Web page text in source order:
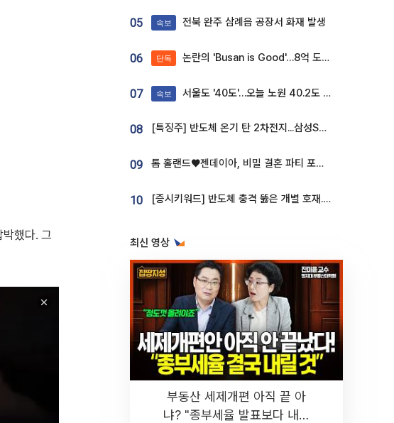
했다. 그
05 속보 전북 완주 삼례읍 공장서 화재 발생
06 단독 논란의 'Busan is Good'…8억 도시브랜드, 용산 대통령실 CI 업체가 수행
07 속보 서울도 '40도'…오늘 노원 40.2도 기록
08 [특징주] 반도체 온기 탄 2차전지...삼성SDI, 장 초반 7% 넘게 껑충
09 톰 홀랜드♥젠데이아, 비밀 결혼 파티 포착⋯호텔 대관비만 9억
10 [증시키워드] 반도체 충격 뚫은 개별 호재...포스코퓨처엠·에코프로·한화솔루션 '눈길'
최신 영상
부동산 세제개편 아직 끝 아
냐? "종부세율 발표보다 내릴